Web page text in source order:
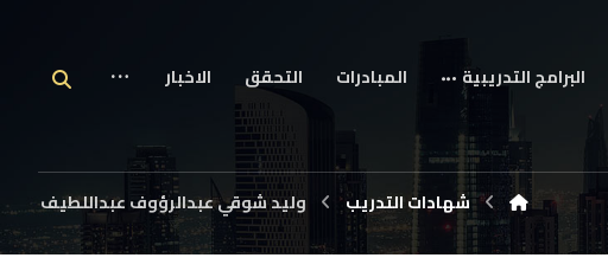
البرامج التدريبية المبادرات التحقق الاخبار
شهادات التدريب وليد شوقي عبدالرؤوف عبداللطيف